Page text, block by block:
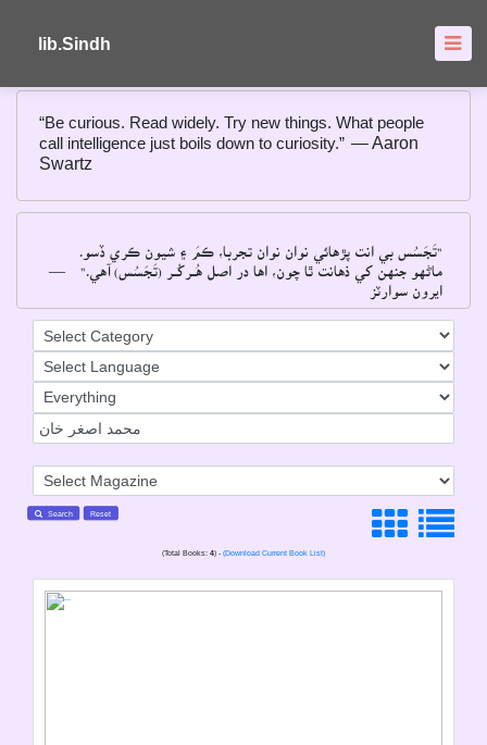
lib.Sindh
“Be curious. Read widely. Try new things. What people
call intelligence just boils down to curiosity.” ― Aaron
Swartz
"تَجَسُس بي انت پڙهائي نوان نوان تجربا، ڪمَ ۽ شيون ڪري ڏسو۔
ماڻهو جنهن کي ذهانت ٿا چون، اها در اصل هُــرکُــر (تَجَسُس) آهي۔"
ايرون سوارٽز
Search Reset
(Total Books: 4) - (Download Current Book List)